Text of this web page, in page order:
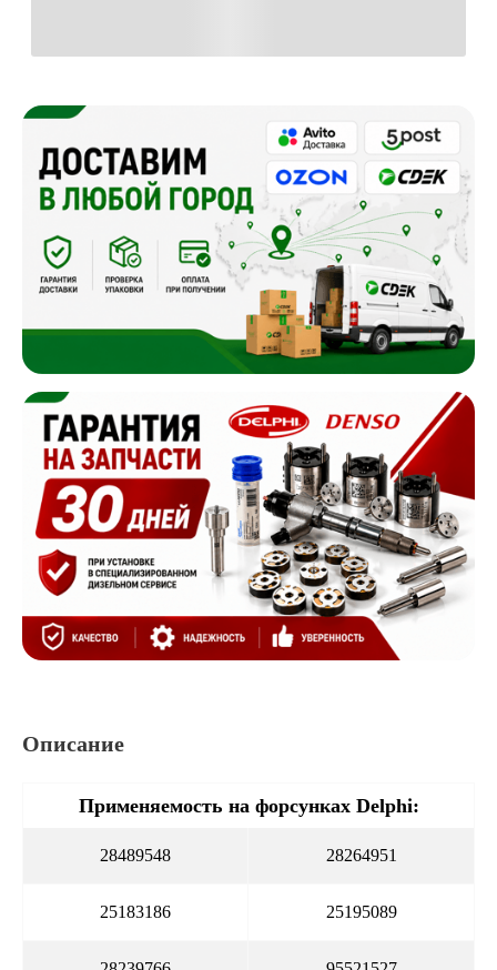
Описание
Применяемость на форсунках Delphi:
28489548 28264951
25183186 25195089